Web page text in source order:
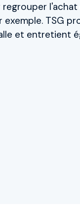
TSG
et entretient